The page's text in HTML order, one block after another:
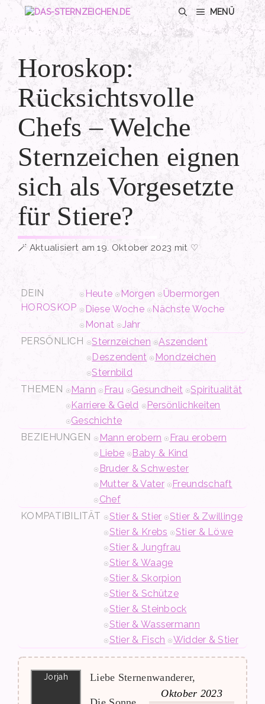
Zum
Inhalt
springen
MENÜ
Horoskop:
Rücksichtsvolle
Chefs – Welche
Sternzeichen eignen
sich als Vorgesetzte
für Stiere?
Aktualisiert am 19. Oktober 2023 mit ♡
DEIN
HOROSKOP
Heute Morgen
Übermorgen
Diese Woche
Nächste Woche
Monat
Jahr
PERSÖNLICH
Sternzeichen
Aszendent
Deszendent
Mondzeichen
Sternbild
THEMEN
Mann Frau Gesundheit
Spiritualität
Karriere & Geld
Persönlichkeiten
Geschichte
BEZIEHUNGEN
Mann erobern
Frau erobern
Liebe
Baby & Kind
Bruder & Schwester
Mutter & Vater
Freundschaft
Chef
KOMPATIBILITÄT
Stier & Stier
Stier & Zwillinge
Stier & Krebs
Stier & Löwe
Stier & Jungfrau
Stier & Waage
Stier & Skorpion
Stier & Schütze
Stier & Steinbock
Stier & Wassermann
Stier & Fisch
Widder & Stier
Liebe Sternenwanderer,
Oktober 2023